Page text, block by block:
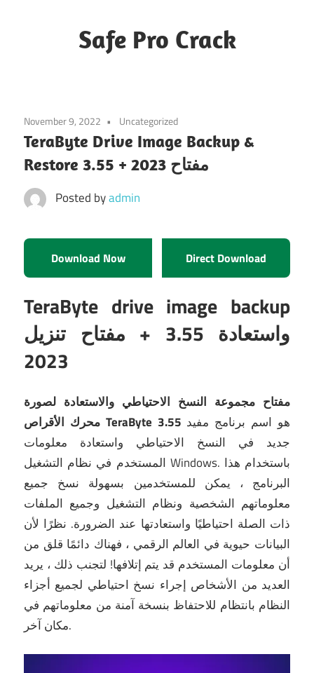
Safe Pro Crack
November 9, 2022 Uncategorized
TeraByte Drive Image Backup &
Restore 3.55 + مفتاح 2023
Posted byadmin
Download Now Direct Download
TeraByte drive image backup
واستعادة 3.55 + مفتاح تنزيل
2023
مفتاح مجموعة النسخ الاحتياطي والاستعادة لصورة
محرك الأقراص TeraByte 3.55 هو اسم برنامج مفيد
جديد في النسخ الاحتياطي واستعادة معلومات
المستخدم في نظام التشغيل Windows. باستخدام هذا
البرنامج ، يمكن للمستخدمين بسهولة نسخ جميع
معلوماتهم الشخصية ونظام التشغيل وجميع الملفات
ذات الصلة احتياطيًا واستعادتها عند الضرورة. نظرًا لأن
البيانات حيوية في العالم الرقمي ، فهناك دائمًا قلق من
أن معلومات المستخدم قد يتم إتلافها! لتجنب ذلك ، يريد
العديد من الأشخاص إجراء نسخ احتياطي لجميع أجزاء
النظام بانتظام للاحتفاظ بنسخة آمنة من معلوماتهم في
مكان آخر.